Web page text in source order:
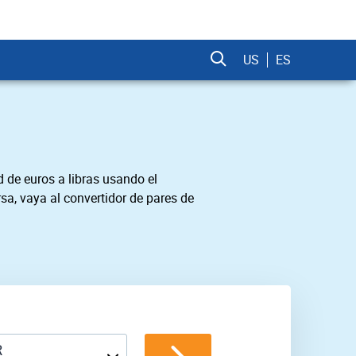
US ES
de euros a libras usando el
vaya al convertidor de pares de